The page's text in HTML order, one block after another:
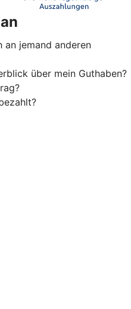
an jemand anderen
über mein Guthaben?